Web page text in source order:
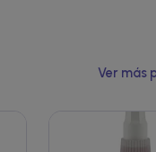
Ver más